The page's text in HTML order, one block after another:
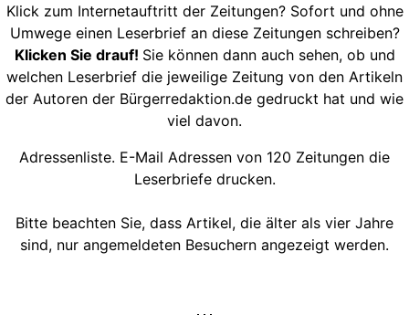
Klick zum Internetauftritt der Zeitungen? Sofort und ohne
Umwege einen Leserbrief an diese Zeitungen schreiben?
Klicken Sie drauf! Sie können dann auch sehen, ob und
welchen Leserbrief die jeweilige Zeitung von den Artikeln
der Autoren der Bürgerredaktion.de gedruckt hat und wie
viel davon.
Adressenliste. E-Mail Adressen von 120 Zeitungen die
Leserbriefe drucken.
Bitte beachten Sie, dass Artikel, die älter als vier Jahre
sind, nur angemeldeten Besuchern angezeigt werden.